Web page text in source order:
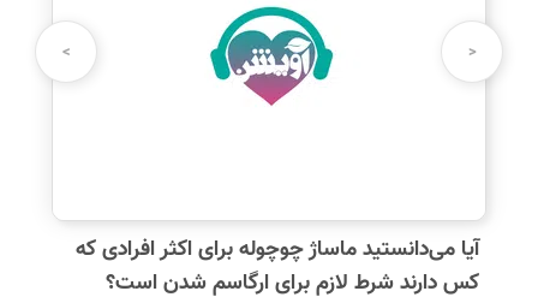
<
>
آیا می‌دانستید ماساژ چوچوله برای اکثر افرادی که
کس دارند شرط لازم برای ارگاسم شدن است؟